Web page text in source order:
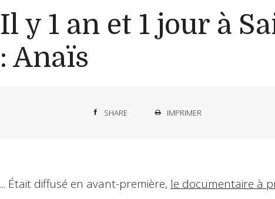
Il y 1 an et 1 jour à
: Anaïs
SHARE IMPRIMER
... Était diffusé en avant-première, le documentaire à